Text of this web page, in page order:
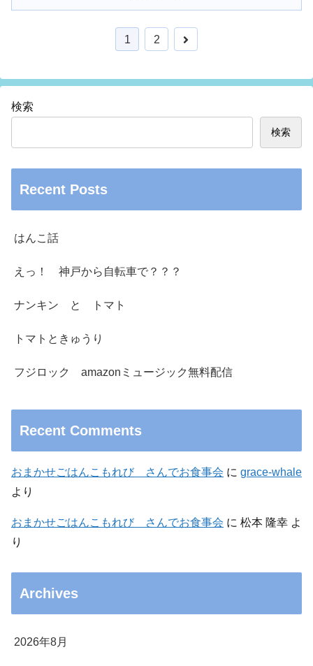
1 2
検索
検索
Recent Posts
はんこ話
えっ！ 神戸から自転車で？？？
ナンキン と トマト
トマトときゅうり
フジロック amazonミュージック無料配信
Recent Comments
おまかせごはんこもれび さんでお食事会 に grace-whale
より
おまかせごはんこもれび さんでお食事会 に 松本 隆幸 よ
り
Archives
2026年8月